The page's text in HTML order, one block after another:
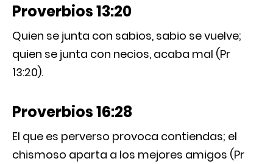
Proverbios 13:20
Quien se junta con sabios, sabio se vuelve;
quien se junta con necios, acaba mal (Pr
13:20).
Proverbios 16:28
El que es perverso provoca contiendas; el
chismoso aparta a los mejores amigos (Pr